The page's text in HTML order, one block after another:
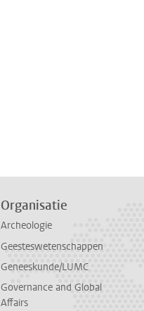
Organisatie
Archeologie
Geesteswetenschappen
Geneeskunde/LUMC
Governance and Global
Affairs